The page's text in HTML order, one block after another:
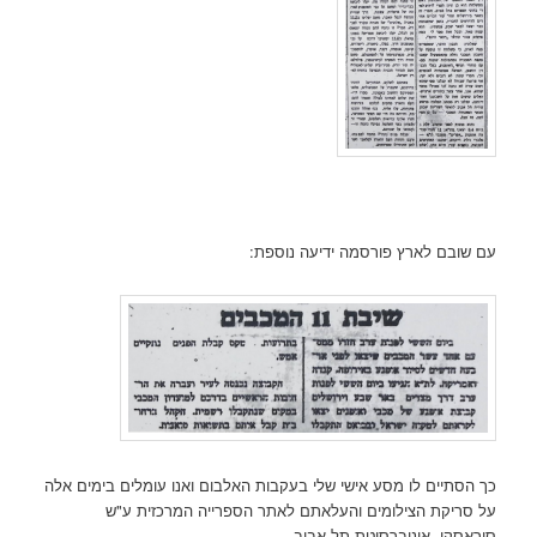
עם שובם לארץ פורסמה ידיעה נוספת:
כך הסתיים לו מסע אישי שלי בעקבות האלבום ואנו עומלים בימים אלה
על סריקת הצילומים והעלאתם לאתר הספרייה המרכזית ע"ש